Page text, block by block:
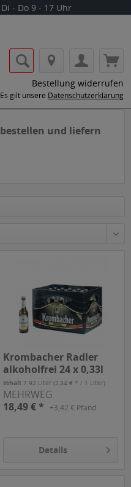
- Do 9 - 17 Uhr
Bestellung widerrufen
Es gilt unsere Datenschutzerklärung
und liefern
Krombacher Radler
alkoholfrei 24 x 0,33l
Inhalt7.92 Liter(2,34 € * / 1 Liter)
MEHRWEG
18,49 € *
+3,42 € Pfand
Details